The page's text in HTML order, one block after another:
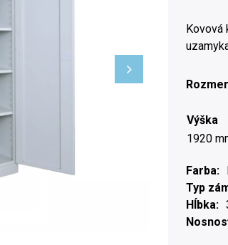
Kovová
Výška
1920
Farba
Typ
Hĺbka